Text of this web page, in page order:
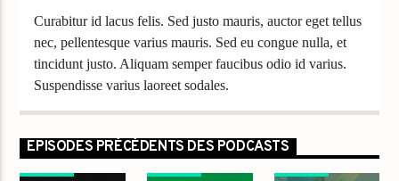
Curabitur id lacus felis. Sed justo mauris, auctor eget tellus
nec, pellentesque varius mauris. Sed eu congue nulla, et
tincidunt justo. Aliquam semper faucibus odio id varius.
Suspendisse varius laoreet sodales.
magna vel ante tristique commodo. Maecenas hendrerit
dolor sed lectus consectetur eleifend at ac lorem. Duis nisl
EPISODES PRÉCÉDENTS DES PODCASTS